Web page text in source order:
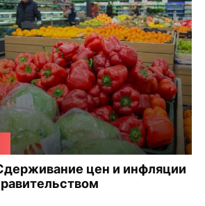
цен и инфляции